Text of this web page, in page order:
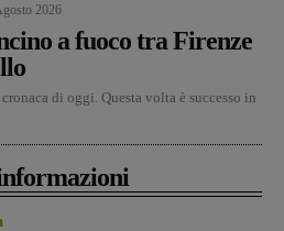
2026
a fuoco tra Firenze
di oggi. Questa volta è successo in